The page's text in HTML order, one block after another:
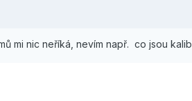
mi nic neříká, nevím např. co jsou